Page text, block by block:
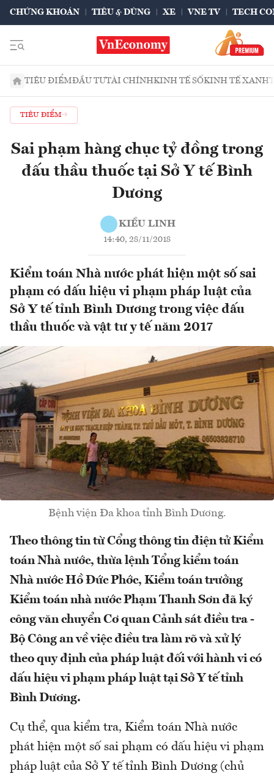
CHỨNG KHOÁN TIÊU & DÙNG XE VNE TV TECH
TIÊU ĐIỂMĐẦU TƯTÀI CHÍNHKINH TẾ SỐKINH TẾ XANH
TIÊU ĐIỂM
Sai phạm hàng chục tỷ đồng trong
đấu thầu thuốc tại Sở Y tế Bình
Dương
KIỀU LINH
14:40, 28/11/2018
Kiểm toán Nhà nước phát hiện một số sai
phạm có dấu hiệu vi phạm pháp luật của
Sở Y tế tỉnh Bình Dương trong việc đấu
thầu thuốc và vật tư y tế năm 2017
Bệnh viện Đa khoa tỉnh Bình Dương.
Theo thông tin từ Cổng thông tin điện tử Kiểm
toán Nhà nước, thừa lệnh Tổng kiểm toán
Nhà nước Hồ Đức Phớc, Kiểm toán trưởng
Kiểm toán nhà nước Phạm Thanh Sơn đã ký
công văn chuyển Cơ quan Cảnh sát điều tra -
Bộ Công an về việc điều tra làm rõ và xử lý
theo quy định của pháp luật đối với hành vi có
dấu hiệu vi phạm pháp luật tại Sở Y tế tỉnh
Bình Dương.
Cụ thể, qua kiểm tra, Kiểm toán Nhà nước
phát hiện một số sai phạm có dấu hiệu vi phạm
pháp luật của Sở Y tế tỉnh Bình Dương (chủ